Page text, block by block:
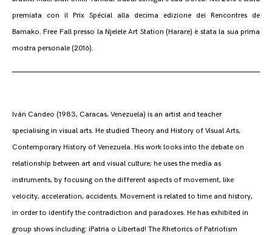
premiata con il Prix Spécial alla decima edizione dei Rencontres de
Bamako. Free Fall presso la Njelele Art Station (Harare) è stata la sua prima
mostra personale (2016).
Iván Candeo (1983, Caracas, Venezuela) is an artist and teacher
specialising in visual arts. He studied Theory and History of Visual Arts,
Contemporary History of Venezuela. His work looks into the debate on
relationship between art and visual culture; he uses the media as
instruments, by focusing on the different aspects of movement, like
velocity, acceleration, accidents. Movement is related to time and history,
in order to identify the contradiction and paradoxes. He has exhibited in
group shows including: ¡Patria o Libertad! The Rhetorics of Patriotism